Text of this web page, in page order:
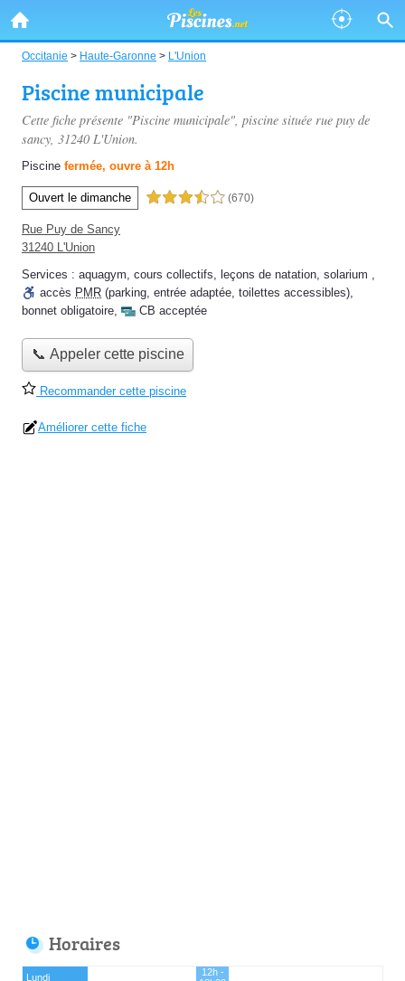
Occitanie > Haute-Garonne > L'Union
Piscine municipale
Cette fiche présente "Piscine municipale", piscine située rue puy de
sancy, 31240 L'Union.
Piscine fermée, ouvre à 12h
Ouvert le dimanche 3,5 étoiles sur 5 (670)
Rue Puy de Sancy
31240 L'Union
Services : aquagym, cours collectifs, leçons de natation, solarium ,
accès PMR (parking, entrée adaptée, toilettes accessibles),
bonnet obligatoire, CB acceptée
📞 Appeler cette piscine
Recommander cette piscine
Améliorer cette fiche
Horaires
Lundi
12h -